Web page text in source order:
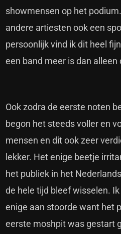
showmensen op het
andere artiesten ook een
persoonlijk vind ik dit heel
een band meer is dan alleen
Ook zodra de eerste noten
begon het steeds voller en
mensen en dit ook zeer
lekker. Het enige beetje
het publiek in het
de hele tijd bleef wisselen.
enige aan stoorde want het
eerste moshpit was gestart